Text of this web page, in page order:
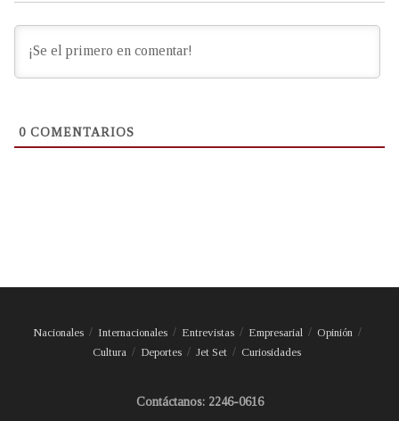
0 COMENTARIOS
Nacionales Internacionales Entrevistas Empresarial
Opinión
Cultura
Deportes Jet Set Curiosidades
Contáctanos: 2246-0616